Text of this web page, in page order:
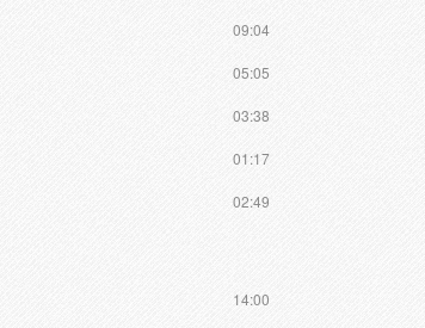
09:04
05:05
03:38
01:17
02:49
14:00